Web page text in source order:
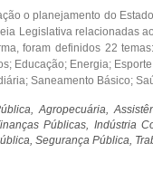
o planejamento do
Legislativa relacionadas
foram definidos 22
Educação; Energia;
Saneamento Básico;
Agropecuária,
Públicas, Indústria
Segurança Pública,